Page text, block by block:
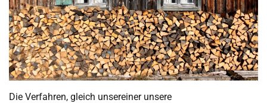
Die Verfahren, gleich unsereiner unsere